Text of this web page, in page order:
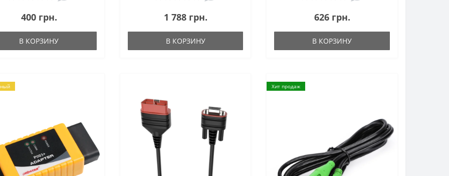
400 грн.
В КОРЗИНУ
1 788 грн.
В КОРЗИНУ
626 грн.
В КОРЗИНУ
Хит продаж